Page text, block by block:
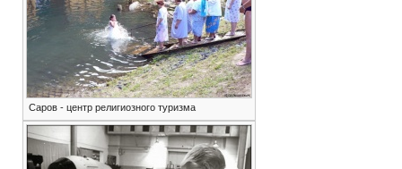
Саров - центр религиозного туризма